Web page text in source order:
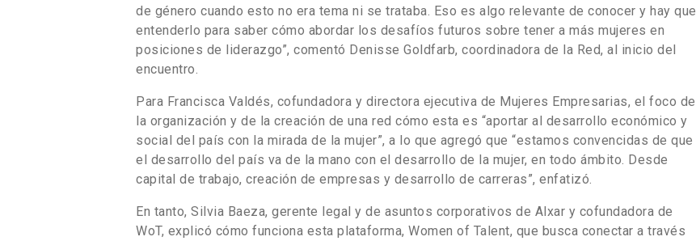
de género cuando esto no era tema ni se trataba. Eso es algo relevante de conocer y hay que
entenderlo para saber cómo abordar los desafíos futuros sobre tener a más mujeres en
posiciones de liderazgo”, comentó Denisse Goldfarb, coordinadora de la Red, al inicio del
encuentro.
Para Francisca Valdés, cofundadora y directora ejecutiva de Mujeres Empresarias, el foco de
la organización y de la creación de una red cómo esta es “aportar al desarrollo económico y
social del país con la mirada de la mujer”, a lo que agregó que “estamos convencidas de que
el desarrollo del país va de la mano con el desarrollo de la mujer, en todo ámbito. Desde
capital de trabajo, creación de empresas y desarrollo de carreras”, enfatizó.
En tanto, Silvia Baeza, gerente legal y de asuntos corporativos de Alxar y cofundadora de
WoT, explicó cómo funciona esta plataforma, Women of Talent, que busca conectar a través